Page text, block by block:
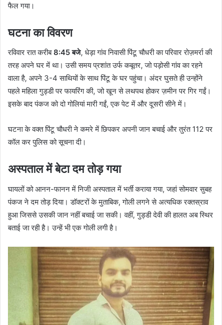
फैल गया।
घटना का विवरण
रविवार रात करीब8:45 बजे, धेड़ा गांव निवासी पिंटू चौधरी का परिवार रोज़मर्रा की
तरह अपने घर में था। उसी समय प्रशांत उर्फ कबूतर, जो पड़ोसी गांव का रहने
वाला है, अपने 3-4 साथियों के साथ पिंटू के घर पहुंचा। अंदर घुसते ही उन्होंने
पहले महिला गुड्डी पर फायरिंग की, जो खून से लथपथ होकर ज़मीन पर गिर गईं।
इसके बाद पंकज को दो गोलियां मारी गईं, एक पेट में और दूसरी सीने में।
घटना के वक्त पिंटू चौधरी ने कमरे में छिपकर अपनी जान बचाई और तुरंत 112 पर
कॉल कर पुलिस को सूचना दी।
अस्पताल में बेटा दम तोड़ गया
घायलों को आनन-फानन में निजी अस्पताल में भर्ती कराया गया, जहां सोमवार सुबह
पंकज ने दम तोड़ दिया। डॉक्टरों के मुताबिक, गोली लगने से अत्यधिक रक्तस्राव
हुआ जिससे उसकी जान नहीं बचाई जा सकी। वहीं, गुड्डी देवी की हालत अब स्थिर
बताई जा रही है। उन्हें भी एक गोली लगी है।